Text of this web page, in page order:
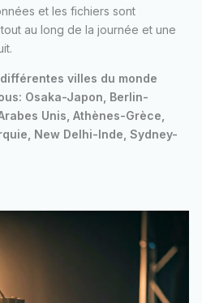
et les fichiers sont
au long de la journée et une
villes du monde
Osaka-Japon, Berlin-
Unis, Athènes-Grèce,
New Delhi-Inde, Sydney-